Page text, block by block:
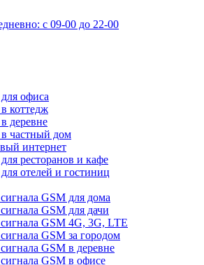
с 09-00 до 22-00
офиса
коттедж
деревне
частный дом
интернет
ресторанов и кафе
отелей и гостиниц
GSM для дома
GSM для дачи
GSM 4G, 3G, LTE
GSM за городом
GSM в деревне
GSM в офисе